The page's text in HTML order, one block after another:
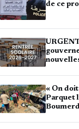
de ce
« On
Parquet